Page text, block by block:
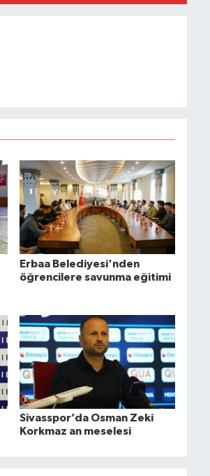
Erbaa Belediyesi'nden
öğrencilere savunma eğitimi
Sivasspor’da Osman Zeki
Korkmaz an meselesi